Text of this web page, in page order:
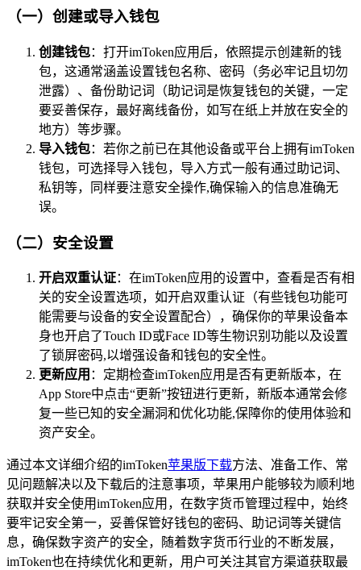
（一）创建或导入钱包
创建钱包：打开imToken应用后，依照提示创建新的钱
包，这通常涵盖设置钱包名称、密码（务必牢记且切勿
泄露）、备份助记词（助记词是恢复钱包的关键，一定
要妥善保存，最好离线备份，如写在纸上并放在安全的
地方）等步骤。
导入钱包：若你之前已在其他设备或平台上拥有imToken
钱包，可选择导入钱包，导入方式一般有通过助记词、
私钥等，同样要注意安全操作,确保输入的信息准确无
误。
（二）安全设置
开启双重认证：在imToken应用的设置中，查看是否有相
关的安全设置选项，如开启双重认证（有些钱包功能可
能需要与设备的安全设置配合），确保你的苹果设备本
身也开启了Touch ID或Face ID等生物识别功能以及设置
了锁屏密码,以增强设备和钱包的安全性。
更新应用 ：定期检查imToken应用是否有更新版本，在
App Store中点击“更新”按钮进行更新，新版本通常会修
复一些已知的安全漏洞和优化功能,保障你的使用体验和
资产安全。
通过本文详细介绍的imToken苹果版下载方法、准备工作、常
见问题解决以及下载后的注意事项，苹果用户能够较为顺利地
获取并安全使用imToken应用，在数字货币管理过程中，始终
要牢记安全第一，妥善保管好钱包的密码、助记词等关键信
息，确保数字资产的安全，随着数字货币行业的不断发展，
imToken也在持续优化和更新，用户可关注其官方渠道获取最